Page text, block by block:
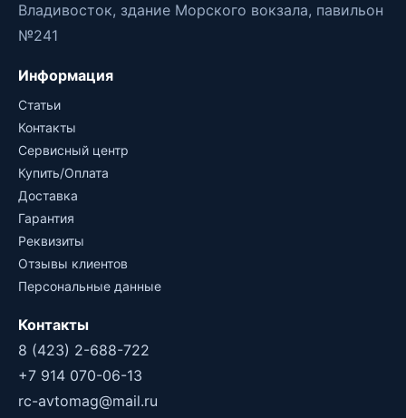
Владивосток, здание Морского вокзала, павильон
№241
Информация
Статьи
Контакты
Сервисный центр
Купить/Оплата
Доставка
Гарантия
Реквизиты
Отзывы клиентов
Персональные данные
Контакты
8 (423) 2-688-722
+7 914 070-06-13
rc-avtomag@mail.ru